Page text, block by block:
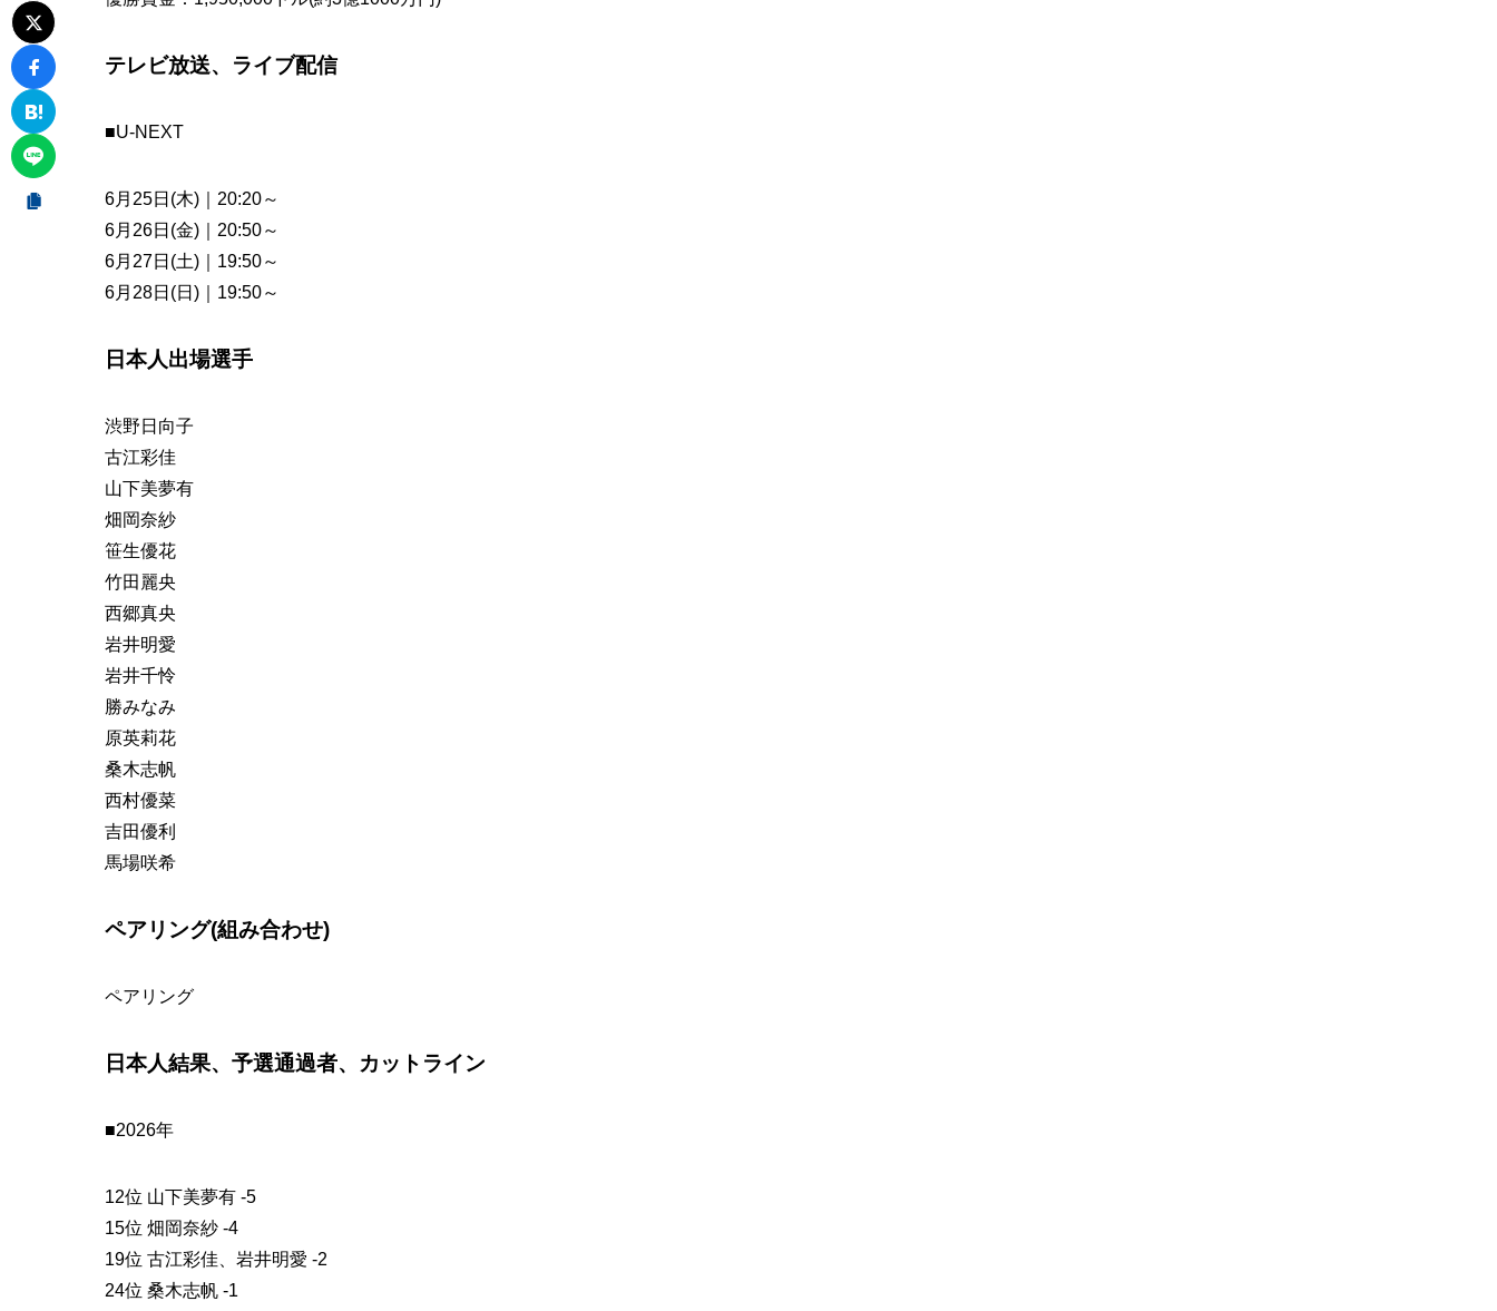
テレビ放送、ライブ配信
■U-NEXT
6月25日(木)｜20:20～
6月26日(金)｜20:50～
6月27日(土)｜19:50～
6月28日(日)｜19:50～
日本人出場選手
渋野日向子
古江彩佳
山下美夢有
畑岡奈紗
笹生優花
竹田麗央
西郷真央
岩井明愛
岩井千怜
勝みなみ
原英莉花
桑木志帆
西村優菜
吉田優利
馬場咲希
ペアリング(組み合わせ)
ペアリング
日本人結果、予選通過者、カットライン
■2026年
12位 山下美夢有 -5
15位 畑岡奈紗 -4
19位 古江彩佳、岩井明愛 -2
24位 桑木志帆 -1